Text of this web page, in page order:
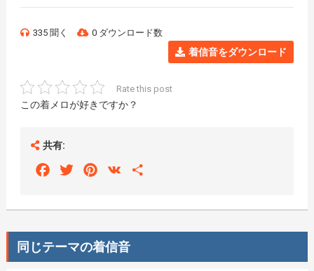
335 聞く 0 ダウンロード数
着信音をダウンロード
Rate this post
この着メロが好きですか？
共有:
FacebookTwitterPinterest
VK
同じテーマの着信音